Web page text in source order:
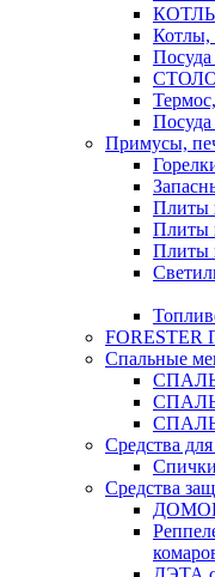
Котлы,
Посуда
Примусы,
Плиты
Плиты
Плиты
FORESTER
Спальные
Средства
Спички
Средства